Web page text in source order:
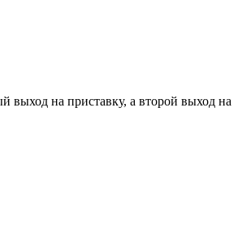
выход на приставку, а второй выход на